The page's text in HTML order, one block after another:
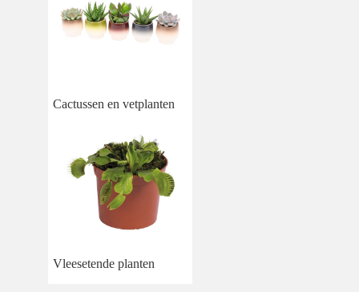
Cactussen en vetplanten
Vleesetende planten